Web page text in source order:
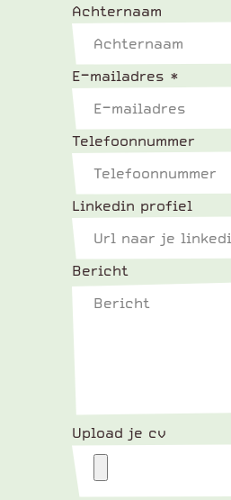
Achternaam
E-mailadres *
Telefoonnummer
Linkedin profiel
Bericht
Upload je cv